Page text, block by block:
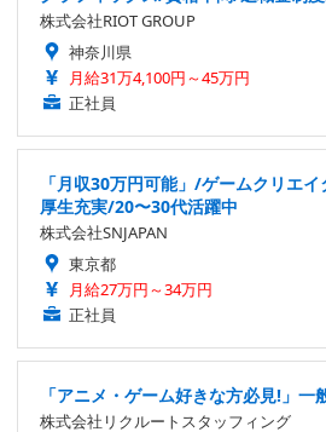
株式会社RIOT GROUP
神奈川県
月給31万4,100円～45万円
正社員
「月収30万円可能」/ゲームクリエ
厚生充実/20〜30代活躍中
株式会社SNJAPAN
東京都
月給27万円～34万円
正社員
「アニメ・ゲーム好きな方必見!」
株式会社リクルートスタッフィング